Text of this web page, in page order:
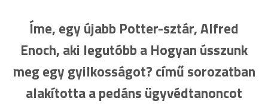
Íme, egy újabb Potter-sztár, Alfred
Enoch, aki legutóbb a Hogyan ússzunk
meg egy gyilkosságot? című sorozatban
alakította a pedáns ügyvédtanoncot